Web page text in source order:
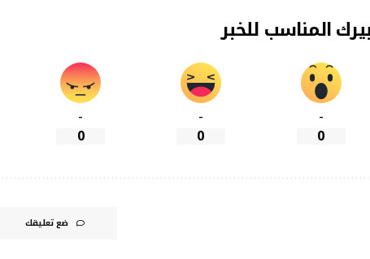
المناسب للخبر
-
0
-
0
-
0
ضع تعليقك